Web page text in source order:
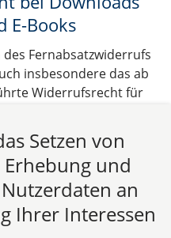
E-Books
Fernabsatzwiderrufs
insbesondere das ab
Widerrufsrecht für
Apps, Software, E-
Setzen von
und
an
Ihrer Interessen